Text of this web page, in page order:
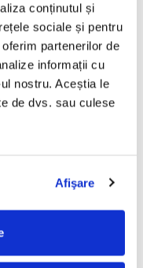
conținutul și
sociale și pentru
partenerilor de
informații cu
nostru. Aceștia le
de dvs. sau culese
Afişare
Rimes – Origini , (Disc
Vinil)
250,00 Lei
ADAUGA IN COS
Electrecord, (Disc Vinil)
189,00 Lei